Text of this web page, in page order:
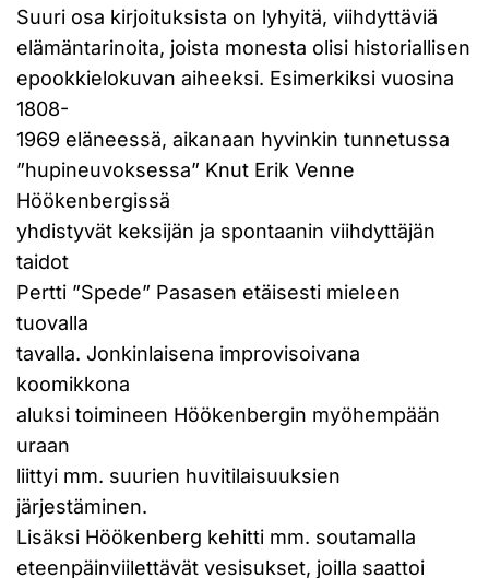
Suuri osa kirjoituksista on lyhyitä, viihdyttäviä
elämäntarinoita, joista monesta olisi historiallisen
epookkielokuvan aiheeksi. Esimerkiksi vuosina
1808-
1969 eläneessä, aikanaan hyvinkin tunnetussa
”hupineuvoksessa” Knut Erik Venne
Höökenbergissä
yhdistyvät keksijän ja spontaanin viihdyttäjän
taidot
Pertti ”Spede” Pasasen etäisesti mieleen
tuovalla
tavalla. Jonkinlaisena improvisoivana
koomikkona
aluksi toimineen Höökenbergin myöhempään
uraan
liittyi mm. suurien huvitilaisuuksien
järjestäminen.
Lisäksi Höökenberg kehitti mm. soutamalla
eteenpäinviilettävät vesisukset, joilla saattoi